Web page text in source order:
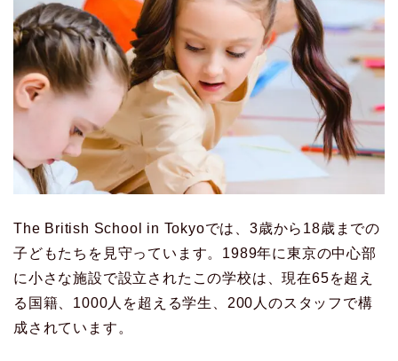
The British School in Tokyoでは、3歳から18歳までの
子どもたちを見守っています。1989年に東京の中心部
に小さな施設で設立されたこの学校は、現在65を超え
る国籍、1000人を超える学生、200人のスタッフで構
成されています。